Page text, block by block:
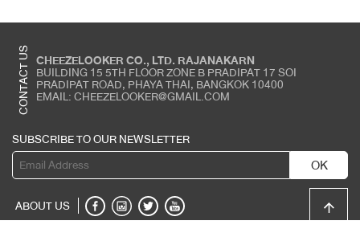
CONTACT US CHEEZELOOKER CO., LTD. RAJANAKARN
BUILDING 15 5TH FLOOR ZONE B PRADIPAT 17 SOI
PRADIPAT ROAD, PHAYA THAI, BANGKOK 10400
EMAIL: CHEEZELOOKER@GMAIL.COM
SUBSCRIBE TO OUR NEWSLETTER
OK
ABOUT US